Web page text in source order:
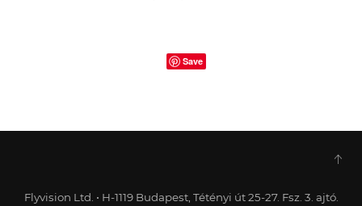
Save
Flyvision Ltd. • H-1119 Budapest, Tétényi út 25-27. Fsz. 3. ajtó.